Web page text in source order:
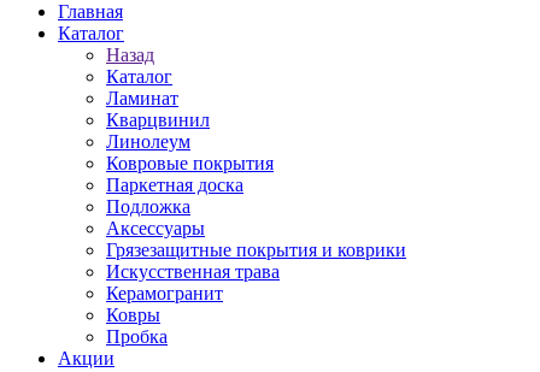
Главная
Каталог
Назад
Каталог
Ламинат
Кварцвинил
Линолеум
Ковровые покрытия
Паркетная доска
Подложка
Аксессуары
Грязезащитные покрытия и коврики
Искусственная трава
Керамогранит
Ковры
Пробка
Акции